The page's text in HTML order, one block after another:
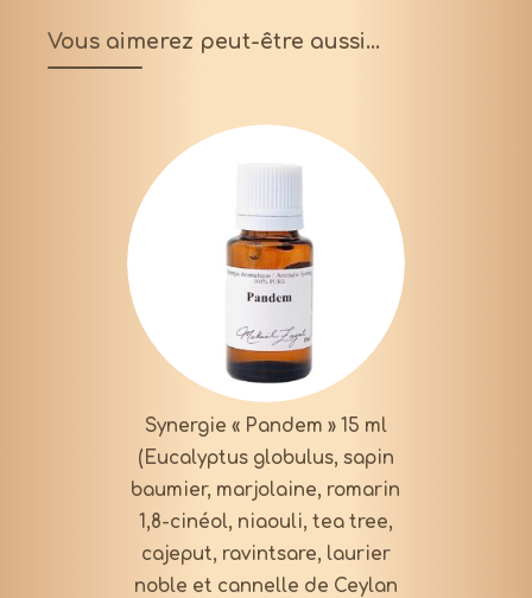
Vous aimerez peut-être aussi…
Synergie « Pandem » 15 ml
(Eucalyptus globulus, sapin
baumier, marjolaine, romarin
1,8-cinéol, niaouli, tea tree,
cajeput, ravintsare, laurier
noble et cannelle de Ceylan